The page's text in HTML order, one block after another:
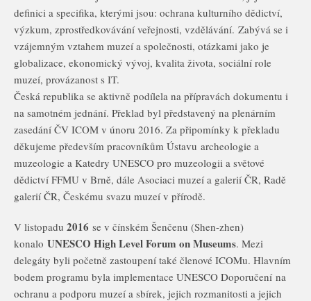
definici a specifika, kterými jsou: ochrana kulturního dědictví,
výzkum, zprostředkovávání veřejnosti, vzdělávání. Zabývá se i
vzájemným vztahem muzeí a společnosti, otázkami jako je
globalizace, ekonomický vývoj, kvalita života, sociální role
muzeí, provázanost s IT.
Česká republika se aktivně podílela na přípravách dokumentu i
na samotném jednání. Překlad byl představený na plenárním
zasedání ČV ICOM v únoru 2016. Za připomínky k překladu
děkujeme především pracovníkům Ústavu archeologie a
muzeologie a Katedry UNESCO pro muzeologii a světové
dědictví FFMU v Brně, dále Asociaci muzeí a galerií ČR, Radě
galerií ČR, Českému svazu muzeí v přírodě.
V listopadu 2016 se v čínském Šenčenu (Shen-zhen)
konalo UNESCO High Level Forum on Museums. Mezi
delegáty byli početně zastoupení také členové ICOMu. Hlavním
bodem programu byla implementace UNESCO Doporučení na
ochranu a podporu muzeí a sbírek, jejich rozmanitosti a jejich